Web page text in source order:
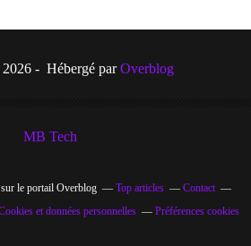
- Hébergé parOverblog
MB Tech
le portail Overblog Top articles
Contact
et données personnelles Préférences cookies